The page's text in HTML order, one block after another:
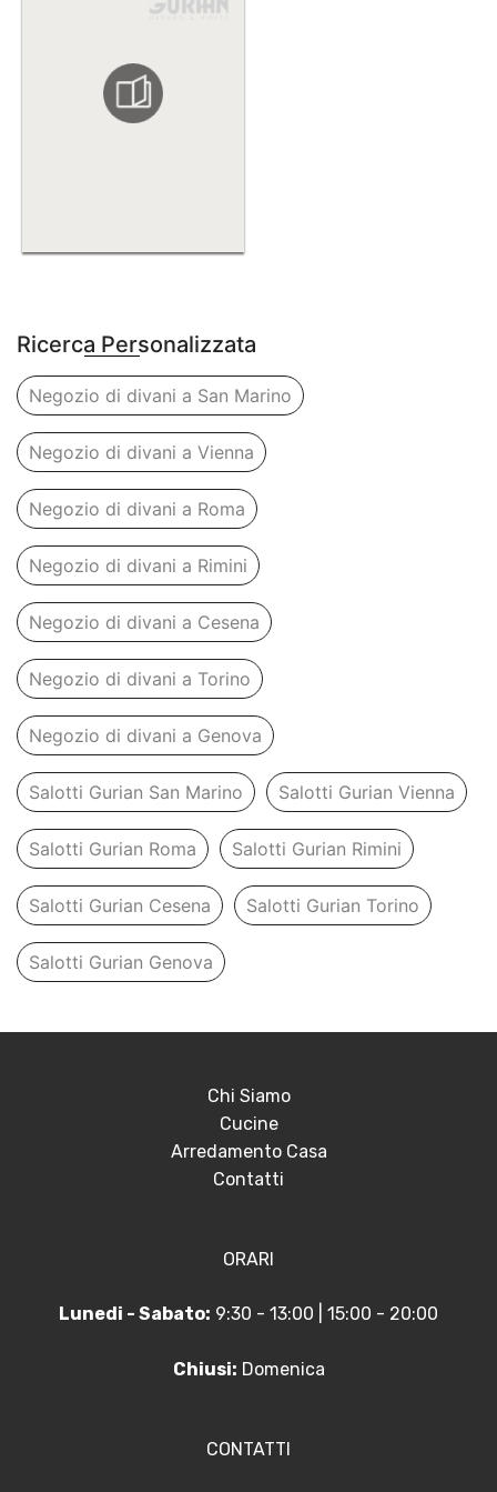
Ricerca Personalizzata
Negozio di divani a San Marino
Negozio di divani a Vienna
Negozio di divani a Roma
Negozio di divani a Rimini
Negozio di divani a Cesena
Negozio di divani a Torino
Negozio di divani a Genova
Salotti Gurian San Marino Salotti Gurian Vienna
Salotti Gurian Roma Salotti Gurian Rimini
Salotti Gurian Cesena Salotti Gurian Torino
Salotti Gurian Genova
Chi Siamo
Cucine
Arredamento Casa
Contatti
ORARI
Lunedi - Sabato: 9:30 - 13:00 | 15:00 - 20:00
Chiusi: Domenica
CONTATTI